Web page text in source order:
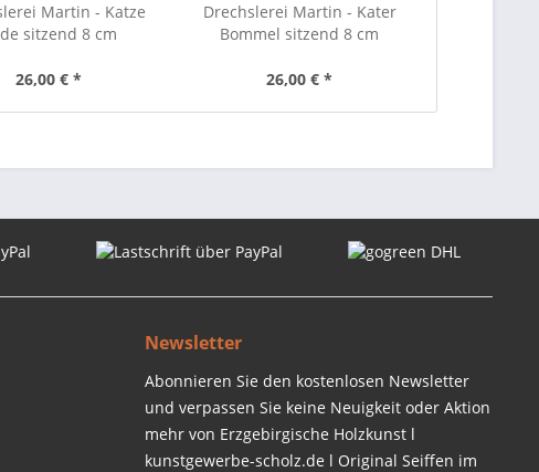
Martin - Katze
sitzend 8 cm
26,00 € *
Drechslerei Martin - Kater
Bommel sitzend 8 cm
26,00 € *
Newsletter
Abonnieren Sie den kostenlosen Newsletter
und verpassen Sie keine Neuigkeit oder Aktion
mehr von Erzgebirgische Holzkunst l
kunstgewerbe-scholz.de l Original Seiffen im